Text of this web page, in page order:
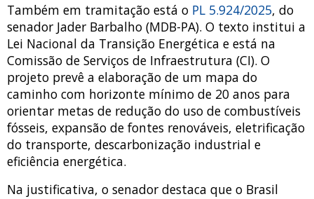
Também em tramitação está o PL 5.924/2025, do
senador Jader Barbalho (MDB-PA). O texto institui a
Lei Nacional da Transição Energética e está na
Comissão de Serviços de Infraestrutura (CI). O
projeto prevê a elaboração de um mapa do
caminho com horizonte mínimo de 20 anos para
orientar metas de redução do uso de combustíveis
fósseis, expansão de fontes renováveis, eletrificação
do transporte, descarbonização industrial e
eficiência energética.
Na justificativa, o senador destaca que o Brasil